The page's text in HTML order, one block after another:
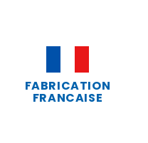
FABRICATION
FRANCAISE